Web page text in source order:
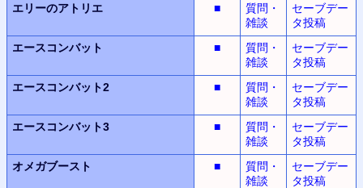
エリーのアトリエ
■
質問・
雑談
セーブデー
タ投稿
エースコンバット
■
質問・
雑談
セーブデー
タ投稿
エースコンバット2
■
質問・
雑談
セーブデー
タ投稿
エースコンバット3
■
質問・
雑談
セーブデー
タ投稿
オメガブースト
■
質問・
雑談
セーブデー
タ投稿